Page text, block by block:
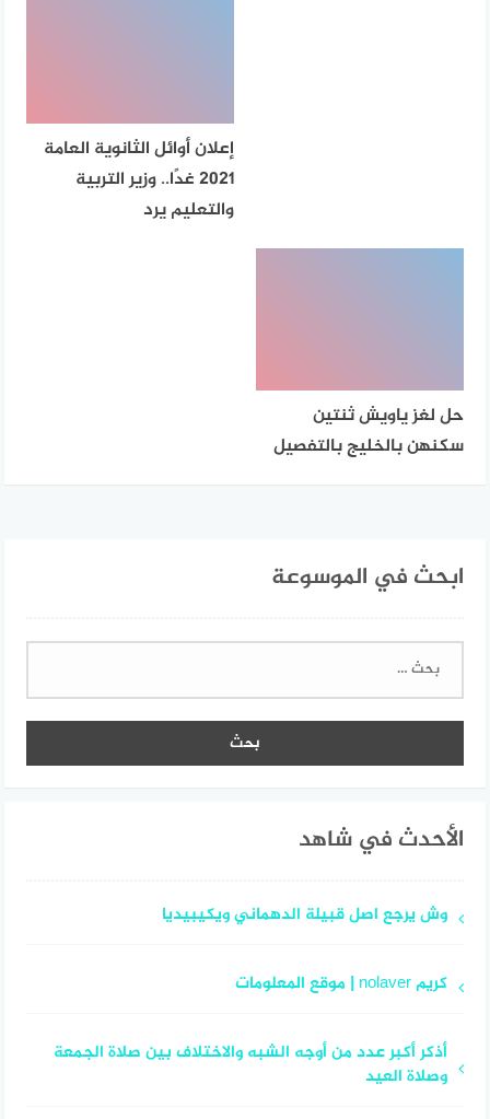
إعلان أوائل الثانوية العامة
2021 غدًا.. وزير التربية
والتعليم يرد
حل لغز ياويش ثنتين
سكنهن بالخليج بالتفصيل
ابحث في الموسوعة
البحث
الأحدث في شاهد
وش يرجع اصل قبيلة الدهماني ويكيبيديا
كريم nolaver | موقع المعلومات
أذكر أكبر عدد من أوجه الشبه والاختلاف بين صلاة الجمعة
وصلاة العيد